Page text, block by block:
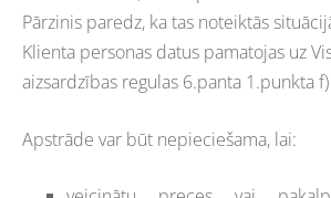
Pārzinis paredz, ka tas noteiktās
Klienta personas datus pamatojas uz
aizsardzības regulas 6.panta 1.punkta
Apstrāde var būt nepieciešama, lai: